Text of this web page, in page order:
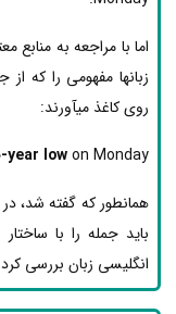
اما با مراجعه به منابع
زبان­ها مفهومی را که
روی کاغذ می­آورند:
year lowon Monday.
همانطور که گفته شد،
باید جمله را با
انگلیسی زبان بررسی کرد